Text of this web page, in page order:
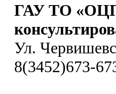
ГАУ ТО
Ул.
8(3452)673-